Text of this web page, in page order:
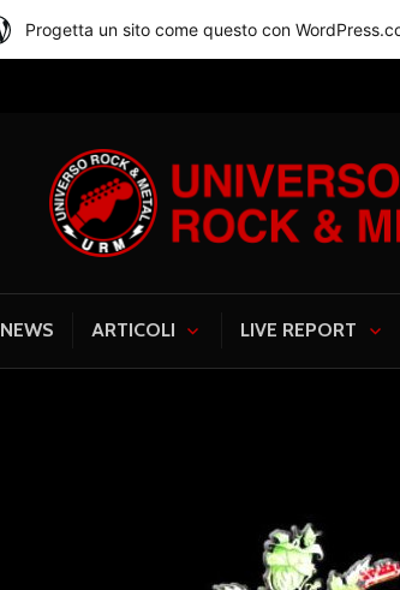
Universo
NEWS ARTICOLI LIVE REPORT
Progetta un sito come questo con